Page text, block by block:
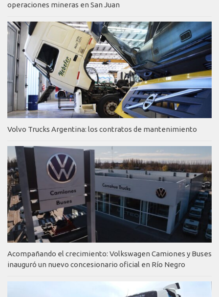
operaciones mineras en San Juan
Volvo Trucks Argentina: los contratos de mantenimiento
Acompañando el crecimiento: Volkswagen Camiones y Buses
inauguró un nuevo concesionario oficial en Río Negro